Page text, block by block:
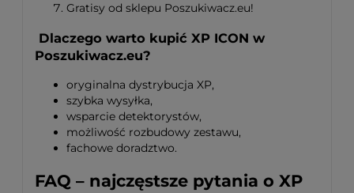
Gratisy od sklepu Poszukiwacz.eu!
Dlaczego warto kupić XP ICON w
Poszukiwacz.eu?
oryginalna dystrybucja XP,
szybka wysyłka,
wsparcie detektorystów,
możliwość rozbudowy zestawu,
fachowe doradztwo.
FAQ – najczęstsze pytania o XP